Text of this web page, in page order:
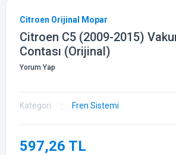
Citroen Orijinal Mopar
Citroen C5 (2009-2015)
Contası (Orijinal)
Yorum Yap
Kategori Fren Sistemi
597,26 TL